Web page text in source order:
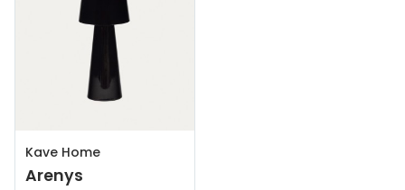
Kave Home
Arenys